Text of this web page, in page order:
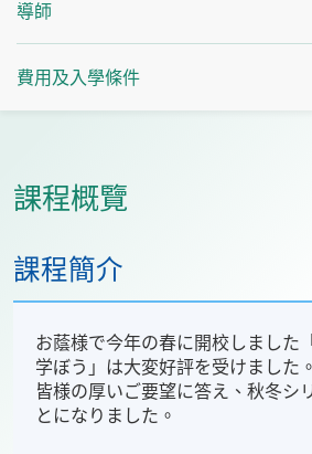
導師
費用及入學條件
課程概覽
課程簡介
お蔭様で今年の春に開校しました
学ぼう」は大変好評を受けました。
皆様の厚いご要望に答え、秋冬シ
とになりました。